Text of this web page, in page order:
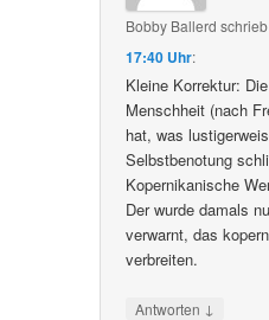
Bobby Ballerd schrieb
17:40 Uhr:
Kleine Korrektur:
Menschheit (nach
hat, was
Selbstbenotung
Kopernikanische
Der wurde damals
verwarnt, das
verbreiten.
Antworten ↓